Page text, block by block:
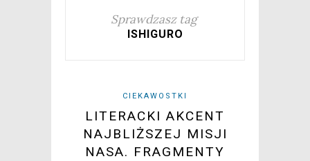
Sprawdzasz tag
ISHIGURO
CIEKAWOSTKI
LITERACKI AKCENT
NAJBLIŻSZEJ MISJI
NASA. FRAGMENTY